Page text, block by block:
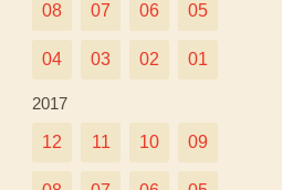
08 07 06 05
04 03 02 01
2017
12 11 10 09